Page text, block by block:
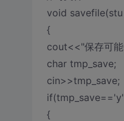
void
{
cout<<"保存可
char tmp_save;
cin>>tmp_save;
{